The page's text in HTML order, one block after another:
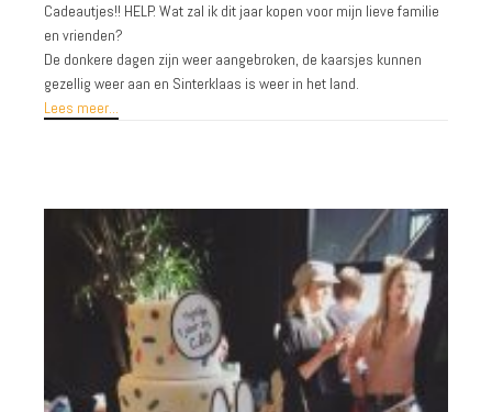
Cadeautjes!! HELP. Wat zal ik dit jaar kopen voor mijn lieve familie
en vrienden?
De donkere dagen zijn weer aangebroken, de kaarsjes kunnen
gezellig weer aan en Sinterklaas is weer in het land.
Lees meer...